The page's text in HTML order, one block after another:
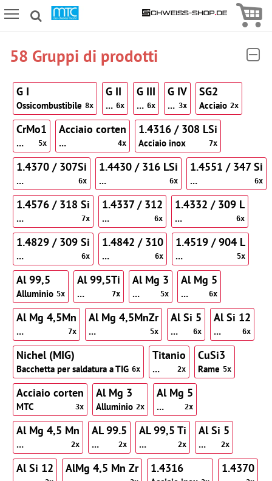
Icon Menu
58 Gruppi di prodotti
G I
Ossicombustibile 8x
G II
… 6x
G III
… 6x
G IV
… 3x
SG2
Acciaio 2x
CrMo1
… 5x
Acciaio corten
… 4x
1.4316 / 308 LSi
Acciaio inox 7x
1.4370 / 307Si
… 6x
1.4430 / 316 LSi
… 6x
1.4551 / 347 Si
… 6x
1.4576 / 318 Si
… 7x
1.4337 / 312
… 6x
1.4332 / 309 L
… 6x
1.4829 / 309 Si
… 6x
1.4842 / 310
… 6x
1.4519 / 904 L
… 5x
Al 99,5
Alluminio 5x
Al 99,5Ti
… 7x
Al Mg 3
… 5x
Al Mg 5
… 6x
Al Mg 4,5Mn
… 7x
Al Mg 4,5MnZr
… 5x
Al Si 5
… 6x
Al Si 12
… 6x
Nichel (MIG)
Bacchetta per saldatura a TIG 6x
Titanio
… 2x
CuSi3
Rame 5x
Acciaio corten
MTC 3x
Al Mg 3
Alluminio 2x
Al Mg 5
… 2x
Al Mg 4,5 Mn
… 2x
AL 99.5
… 2x
AL 99,5 Ti
… 2x
Al Si 5
… 2x
Al Si 12 AlMg 4,5 Mn Zr 1.4316 1.4370